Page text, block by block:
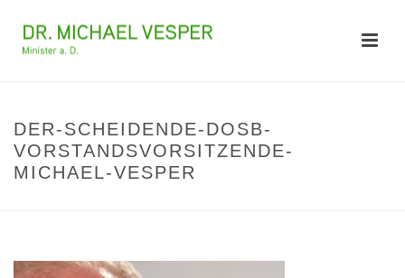
DER-SCHEIDENDE-DOSB-
VORSTANDSVORSITZENDE-
MICHAEL-VESPER